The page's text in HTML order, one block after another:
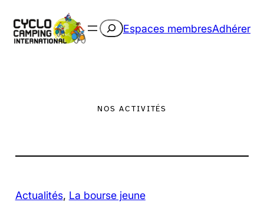
au
contenu
Rechercher
Espaces membresAdhérer
NOS ACTIVITÉS
Actualités, La bourse jeune